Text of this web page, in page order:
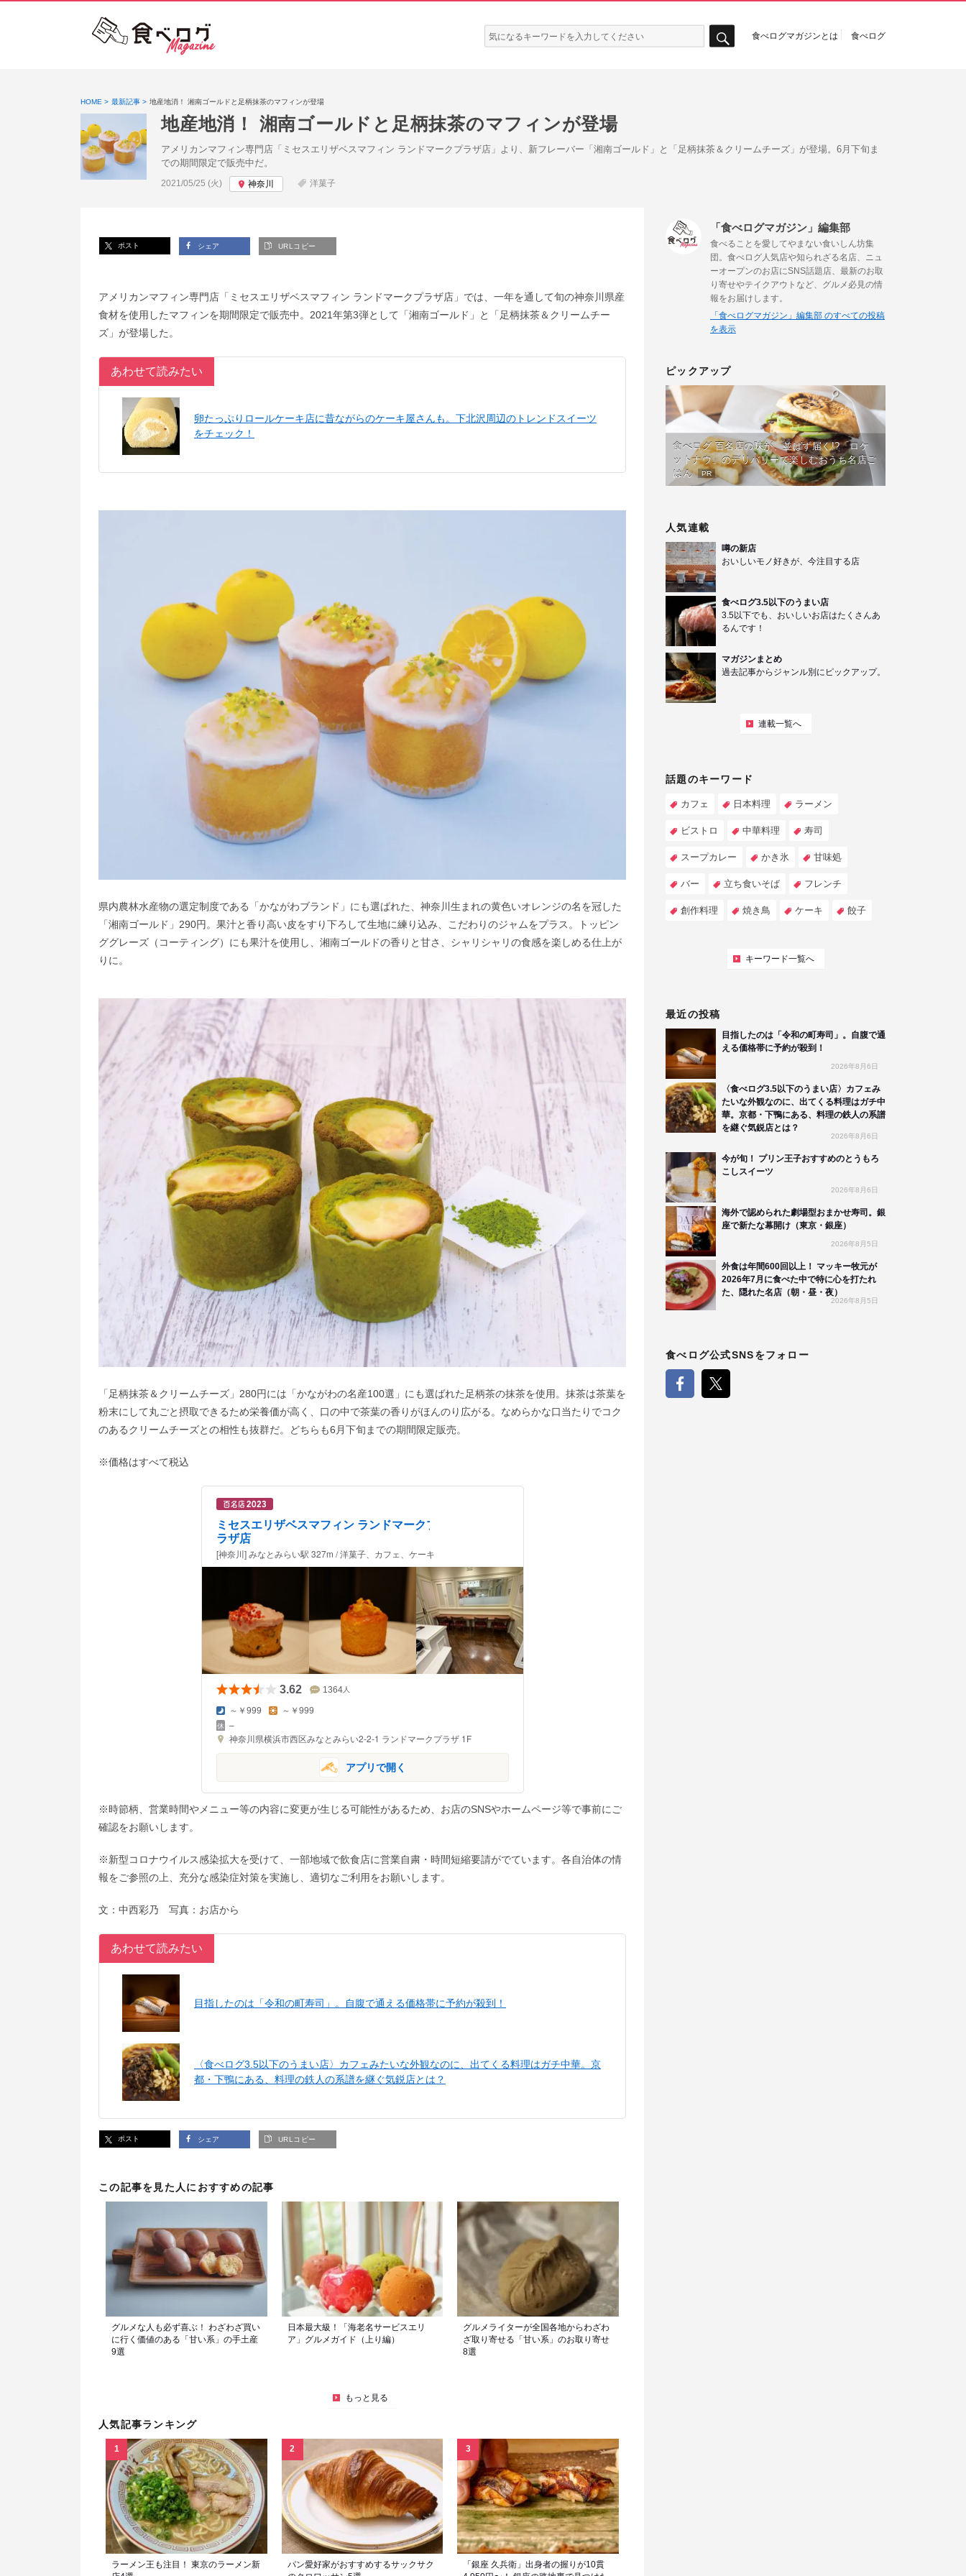
検
索:
食べログマガジンとは 食べログ
HOME 最新記事 地産地消！ 湘南ゴールドと足柄抹茶のマフィンが登場
地産地消！ 湘南ゴールドと足柄抹茶のマフィンが登場
アメリカンマフィン専門店「ミセスエリザベスマフィン ランドマークプラザ店」より、新フレーバー「湘南ゴールド」と「足柄抹茶＆クリームチーズ」が登場。6月下旬ま
での期間限定で販売中だ。
投稿日:
2021/05/25 (火) 神奈川 洋菓子
ポスト シェア URLコピー
アメリカンマフィン専門店「ミセスエリザベスマフィン ランドマークプラザ店」では、一年を通して旬の神奈川県産
食材を使用したマフィンを期間限定で販売中。2021年第3弾として「湘南ゴールド」と「足柄抹茶＆クリームチー
ズ」が登場した。
あわせて読みたい
卵たっぷりロールケーキ店に昔ながらのケーキ屋さんも。下北沢周辺のトレンドスイーツ
をチェック！
県内農林水産物の選定制度である「かながわブランド」にも選ばれた、神奈川生まれの黄色いオレンジの名を冠した
「湘南ゴールド」290円。果汁と香り高い皮をすり下ろして生地に練り込み、こだわりのジャムをプラス。トッピン
ググレーズ（コーティング）にも果汁を使用し、湘南ゴールドの香りと甘さ、シャリシャリの食感を楽しめる仕上が
りに。
「足柄抹茶＆クリームチーズ」280円には「かながわの名産100選」にも選ばれた足柄茶の抹茶を使用。抹茶は茶葉を
粉末にして丸ごと摂取できるため栄養価が高く、口の中で茶葉の香りがほんのり広がる。なめらかな口当たりでコク
のあるクリームチーズとの相性も抜群だ。どちらも6月下旬までの期間限定販売。
※価格はすべて税込
ミセスエリザベスマフィン ランドマークプ
ラザ店
[神奈川] みなとみらい駅 327m / 洋菓子、カフェ、ケーキ
3.62 1364人
～￥999 ～￥999
–
神奈川県横浜市西区みなとみらい2-2-1 ランドマークプラザ 1F
アプリで開く
※時節柄、営業時間やメニュー等の内容に変更が生じる可能性があるため、お店のSNSやホームページ等で事前にご
確認をお願いします。
※新型コロナウイルス感染拡大を受けて、一部地域で飲食店に営業自粛・時間短縮要請がでています。各自治体の情
報をご参照の上、充分な感染症対策を実施し、適切なご利用をお願いします。
文：中西彩乃 写真：お店から
あわせて読みたい
目指したのは「令和の町寿司」。自腹で通える価格帯に予約が殺到！
〈食べログ3.5以下のうまい店〉カフェみたいな外観なのに、出てくる料理はガチ中華。京
都・下鴨にある、料理の鉄人の系譜を継ぐ気鋭店とは？
ポスト シェア URLコピー
この記事を見た人におすすめの記事
グルメな人も必ず喜ぶ！ わざわざ買い
に行く価値のある「甘い系」の手土産
9選
日本最大級！「海老名サービスエリ
ア」グルメガイド（上り編）
グルメライターが全国各地からわざわ
ざ取り寄せる「甘い系」のお取り寄せ
8選
もっと見る
人気記事ランキング
ラーメン王も注目！ 東京のラーメン新
パン愛好家がおすすめするサックサク
「銀座 久兵衛」出身者の握りが10貫
「食べログマガジン」編集部
食べることを愛してやまない食いしん坊集
団。食べログ人気店や知られざる名店、ニュ
ーオープンのお店にSNS話題店、最新のお取
り寄せやテイクアウトなど、グルメ必見の情
報をお届けします。
「食べログマガジン」編集部 のすべての投稿
を表示
ピックアップ
食べログ 百名店の味が、並ばず届く!?「ロケ
ットナウ」のデリバリーで楽しむおうち名店ご
はん
PR
人気連載
噂の新店
おいしいモノ好きが、今注目する店
食べログ3.5以下のうまい店
3.5以下でも、おいしいお店はたくさんあ
るんです！
マガジンまとめ
過去記事からジャンル別にピックアップ。
連載一覧へ
話題のキーワード
カフェ 日本料理 ラーメン
ビストロ 中華料理 寿司
スープカレー かき氷 甘味処
バー 立ち食いそば フレンチ
創作料理 焼き鳥 ケーキ 餃子
キーワード一覧へ
最近の投稿
目指したのは「令和の町寿司」。自腹で通
える価格帯に予約が殺到！
2026年8月6日
〈食べログ3.5以下のうまい店〉カフェみ
たいな外観なのに、出てくる料理はガチ中
華。京都・下鴨にある、料理の鉄人の系譜
を継ぐ気鋭店とは？
2026年8月6日
今が旬！ プリン王子おすすめのとうもろ
こしスイーツ
2026年8月6日
海外で認められた劇場型おまかせ寿司。銀
座で新たな幕開け（東京・銀座）
2026年8月5日
外食は年間600回以上！ マッキー牧元が
2026年7月に食べた中で特に心を打たれ
た、隠れた名店（朝・昼・夜）
2026年8月5日
食べログ公式SNSをフォロー